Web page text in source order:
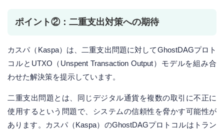
ポイント②：二重支出対策への期待
カスパ（Kaspa）は、二重支出問題に対してGhostDAGプロト
コルとUTXO（Unspent Transaction Output）モデルを組み合
わせた解決策を提示しています。
二重支出問題とは、同じデジタル通貨を複数の取引に不正に
使用するという問題で、システムの信頼性を脅かす可能性が
あります。カスパ（Kaspa）のGhostDAGプロトコルはトラン